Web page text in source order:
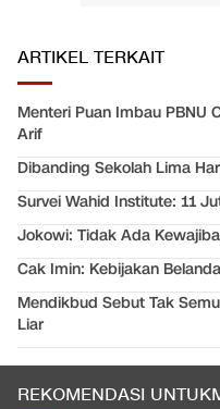
ARTIKEL TERKAIT
Menteri Puan Imbau PBNU
Arif
Dibanding Sekolah Lima
Survei Wahid Institute: 11
Jokowi: Tidak Ada
Cak Imin: Kebijakan
Mendikbud Sebut Tak
Liar
REKOMENDASI